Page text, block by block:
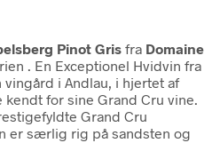
Pinot Gris fra Domaine
. En Exceptionel Hvidvin fra
vingård i Andlau, i hjertet af
kendt for sine Grand Cru vine.
Grand Cru
er særlig rig på sandsten og